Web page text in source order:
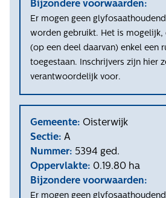
Bijzondere voorwaarden:
Er mogen geen
worden gebruikt. Het is mogelijk,
(op een deel daarvan) enkel een
toegestaan. Inschrijvers zijn hier
verantwoordelijk voor.
Gemeente: Oisterwijk
Sectie: A
Nummer: 5394 ged.
Oppervlakte: 0.19.80 ha
Bijzondere voorwaarden:
Er mogen geen